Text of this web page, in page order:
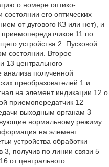
о номере оптико-
состоянии его оптических
от дугового КЗ или нет), и
11 по
устройства 2. Пусковой
состоянии. Второе
13 центрального
анализа полученной
преобразователей 1 и
на элемент индикации 12 о
приемопередатчик 12
выходным органам 3
нормальному режиму
на элемент
устройства обработки
получив по линии связи 5
от центрального